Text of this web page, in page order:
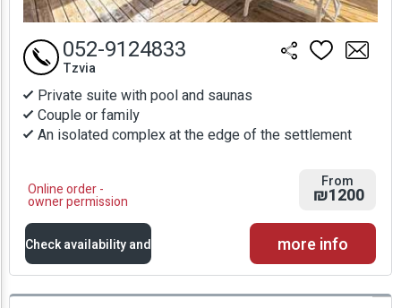
Private suite with pool and saunas
Couple or family
An isolated complex at the edge of the settlement
Online order -
owner permission
052-9124833
Tzvia
From
₪1200
Check availability and
prices
more info